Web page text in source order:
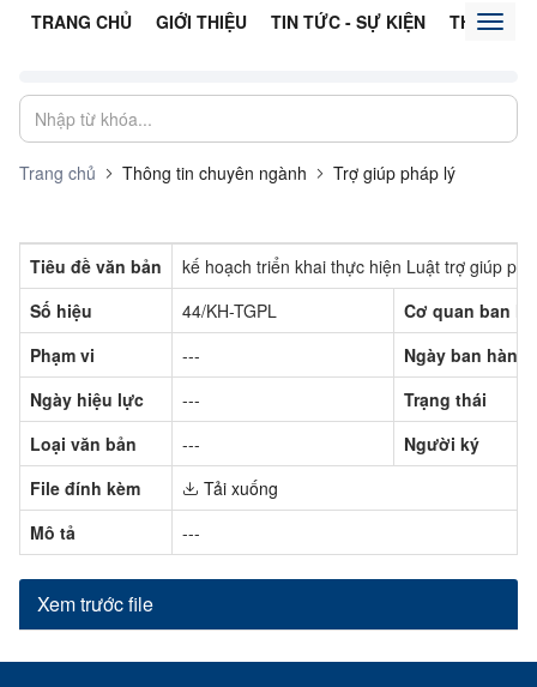
TRANG CHỦ GIỚI THIỆU TIN TỨC - SỰ KIỆN THÔNG
Trang chủ Thông tin chuyên ngành Trợ giúp pháp lý
Tiêu đề văn bản
kế hoạch triển khai thực hiện Luật trợ giúp
Số hiệu
44/KH-TGPL
Cơ quan ban
Phạm vi
---
Ngày ban hành
Ngày hiệu lực
---
Trạng thái
Loại văn bản
---
Người ký
File đính kèm
Tải xuống
Mô tả
---
Xem trước file